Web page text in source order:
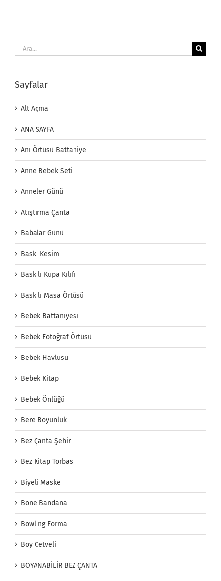
Ara:
Sayfalar
Alt Açma
ANA SAYFA
Anı Örtüsü Battaniye
Anne Bebek Seti
Anneler Günü
Atıştırma Çanta
Babalar Günü
Baskı Kesim
Baskılı Kupa Kılıfı
Baskılı Masa Örtüsü
Bebek Battaniyesi
Bebek Fotoğraf Örtüsü
Bebek Havlusu
Bebek Kitap
Bebek Önlüğü
Bere Boyunluk
Bez Çanta Şehir
Bez Kitap Torbası
Biyeli Maske
Bone Bandana
Bowling Forma
Boy Cetveli
BOYANABİLİR BEZ ÇANTA